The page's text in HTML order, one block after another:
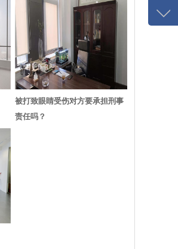
被打致眼睛受伤对方要承担刑事
责任吗？